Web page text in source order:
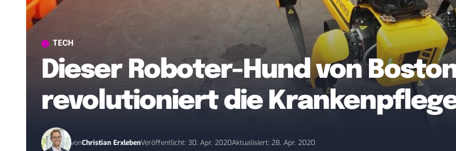
TECH
Dieser Roboter-Hund von
revolutioniert die
vonChristian ErxlebenVeröffentlicht: 30. Apr. 2020Aktualisiert: 28. Apr. 2020